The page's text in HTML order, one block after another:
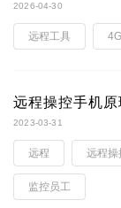
2026-04-30
远程工具 4G
远程操控手机
2023-03-31
远程 远程操
监控员工